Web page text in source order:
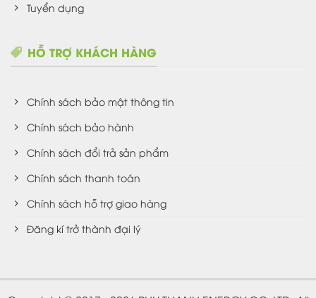
Tuyển dụng
HỖ TRỢ KHÁCH HÀNG
Chính sách bảo mật thông tin
Chính sách bảo hành
Chính sách đổi trả sản phẩm
Chính sách thanh toán
Chính sách hỗ trợ giao hàng
Đăng kí trở thành đại lý